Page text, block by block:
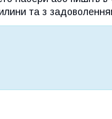
та з